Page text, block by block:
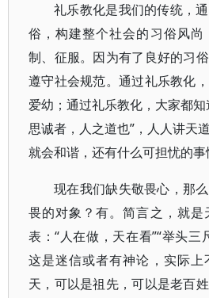
礼乐教化是我们的传统，
俗，构建整个社会的习俗风尚
制、征服。因为有了良好的习
遵守社会规范。通过礼乐教化
爱幼；通过礼乐教化，大家都知
思诚者，人之道也”，人人讲天
就会和谐，还有什么可担忧的事
现在我们缺失敬畏心，那
畏的对象？有。简言之，就
表：“人在做，天在看”“举头三
这是迷信或者有神论，实际上
天，可以是祖先，可以是老百